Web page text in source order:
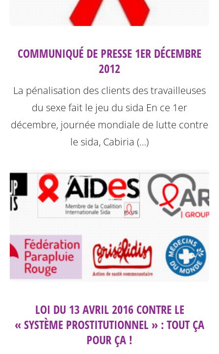
COMMUNIQUÉ DE PRESSE 1ER DÉCEMBRE
2012
La pénalisation des clients des travailleuses
du sexe fait le jeu du sida En ce 1er
décembre, journée mondiale de lutte contre
le sida, Cabiria (…)
LOI DU 13 AVRIL 2016 CONTRE LE
« SYSTÈME PROSTITUTIONNEL » : TOUT ÇA
POUR ÇA !